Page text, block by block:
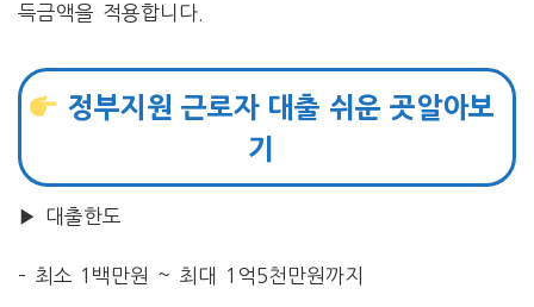
득금액을 적용합니다.
정부지원 근로자 대출 쉬운 곳알아보
기
▶ 대출한도
– 최소 1백만원 ~ 최대 1억5천만원까지